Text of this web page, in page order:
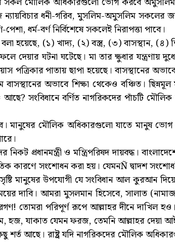
ন্যায়বিচার ধনী-গরিব, মুসলিম-অমুসলিম
ধর্ম-বর্ণ নির্বিশেষে সকলেই নিরাপত্তা পাবে।
হয়েছে, (১) খাদ্য, (২) বস্ত্র, (৩) বাসস্থান,
ঘটনা ঘটেছে। মা তার ক্ষুধার যন্ত্রণায়
পত্রিকার পাতায় ছাপা হয়েছে। বাসস্থানের
অভাবে শিক্ষা থেকেও বঞ্চিত।
সংবিধানে বর্ণিত নাগরিকদের পাঁচটি
মৌলিক অধিকারগুলো যাতে মানুষ ভোগ
প্রধানমন্ত্রী ও মন্ত্রিপরিষদ দায়বদ্ধ।
সংশোধন করা হয়। যেমনÑ দ্বাদশ সংশোধনীর
মানুষের উপযোগী যে সংবিধান আল কুরআন
দাবি। আমরা মুসলমান হিসেবে, সালাত
তোমরা পরিপূর্ণ রূপে আল্লাহর দীনে
যাকাত যেমন ফরজ, তেমনি আল্লাহর দেয়া
শর্ত আছে। রাষ্ট্র যদি নাগরিকদের মৌলিক